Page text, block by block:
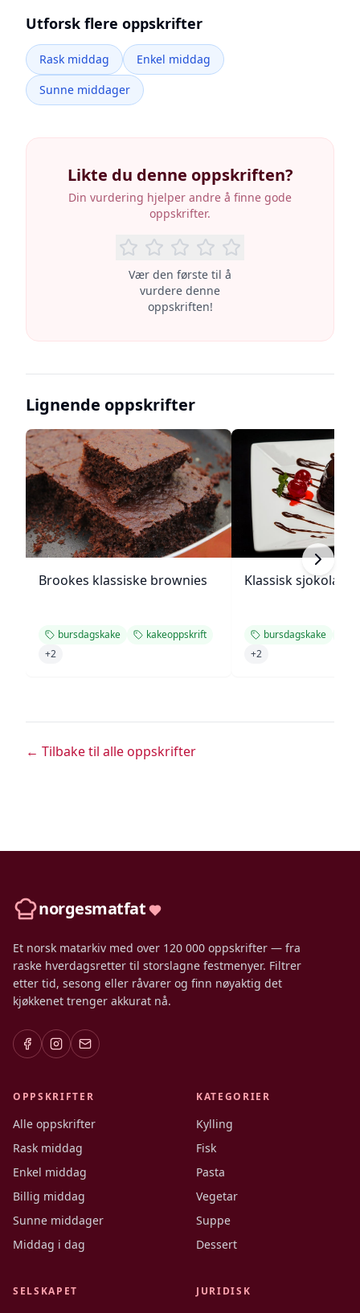
Utforsk flere oppskrifter
Rask middag
Enkel middag
Sunne middager
Likte du denne oppskriften?
Din vurdering hjelper andre å finne gode
oppskrifter.
Vær den første til å
vurdere denne
oppskriften!
Lignende oppskrifter
Brookes klassiske brownies
bursdagskake
kakeoppskrift
+2
Klassisk
bursdagskake
+2
← Tilbake til alle oppskrifter
norgesmatfat
Et norsk matarkiv med over 120 000 oppskrifter — fra
raske hverdagsretter til storslagne festmenyer. Filtrer
etter tid, sesong eller råvarer og finn nøyaktig det
kjøkkenet trenger akkurat nå.
OPPSKRIFTER
Alle oppskrifter
Rask middag
Enkel middag
Billig middag
Sunne middager
Middag i dag
KATEGORIER
Kylling
Fisk
Pasta
Vegetar
Suppe
Dessert
SELSKAPET JURIDISK